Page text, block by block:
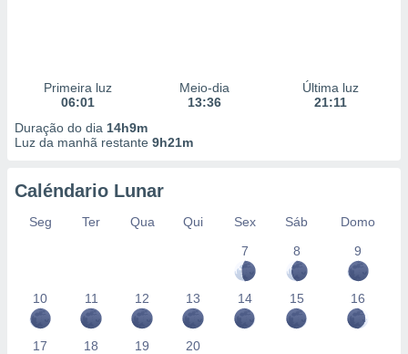
Primeira luz
06:01
Meio-dia
13:36
Última luz
21:11
Duração do dia 14h9m
Luz da manhã restante 9h21m
Caléndario Lunar
Seg Ter Qua Qui Sex Sáb
Domo
7
8 9
10 11 12 13 14 15 16
17 18 19 20